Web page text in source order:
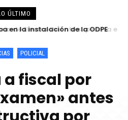
ÚLTIMO
la instalación de la ODPE
2026
Electro Oriente supervisa en
eléctrico
POLICIAL
a fiscal por
antes